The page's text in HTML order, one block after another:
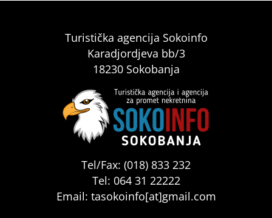
Turistička agencija Sokoinfo
Karadjordjeva bb/3
18230 Sokobanja
Tel/Fax: (018) 833 232
Tel: 064 31 22222
Email: tasokoinfo[at]gmail.com